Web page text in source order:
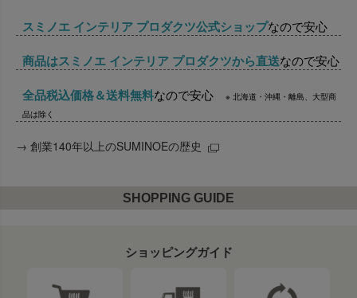
スミノエ インテリア プロダクツ公式ショップなので安心
商品はスミノエ インテリア プロダクツから直送なので安心
全品税込価格＆送料無料なので安心
※ 北海道・沖縄・離島、大型商
品は除く
→ 創業140年以上のSUMINOEの歴史
SHOPPING GUIDE
ショッピングガイド